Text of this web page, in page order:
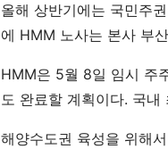
올해 상반기에는 국민주
에 HMM 노사는 본사 부
HMM은 5월 8일 임시 주
도 완료할 계획이다. 국
해양수도권 육성을 위해